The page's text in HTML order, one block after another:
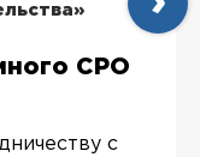
СРО
с